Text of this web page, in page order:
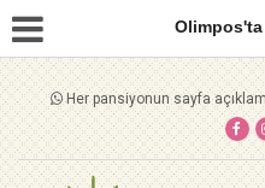
Her pansiyonun sayfa